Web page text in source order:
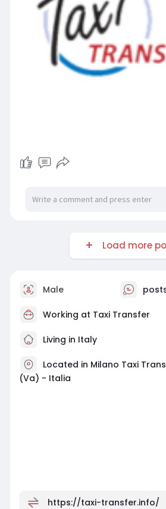
Load more
Male
Working at Taxi Transfer
Living in Italy
Located in Milano Taxi
(Va) - Italia
https://taxi-transfer.info/